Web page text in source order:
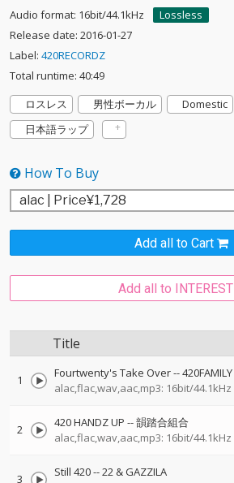
Audio format: 16bit/44.1kHz
Lossless
Release date: 2016-01-27
Label: 420RECORDZ
Total runtime: 40:49
ロスレス
男性ボーカル Domestic
日本語ラップ
How To Buy
Add all to Cart
Add all to INTEREST
Title
1 Fourtwenty's Take Over--420FAMILY
alac,flac,wav,aac,mp3: 16bit/44.1kHz
2 420 HANDZ UP --韻踏合組合
alac,flac,wav,aac,mp3: 16bit/44.1kHz
3 Still 420--22 & GAZZILA